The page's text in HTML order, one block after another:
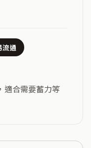
流通
適合需要蓄力等